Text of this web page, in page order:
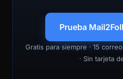
Prueba
Gratis para siempre · 15
· Sin tarjeta